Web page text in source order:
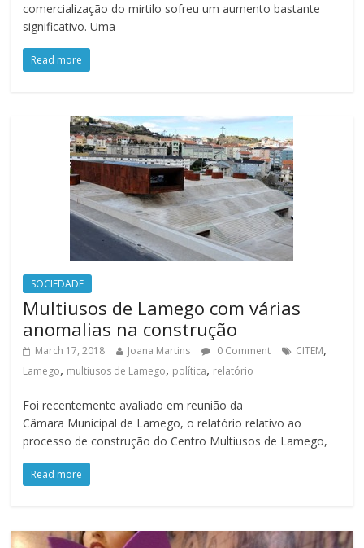
comercialização do mirtilo sofreu um aumento bastante
significativo. Uma
Read more
SOCIEDADE
Multiusos de Lamego com várias
anomalias na construção
March 17, 2018 Joana Martins 0 Comment CITEM,
Lamego, multiusos de Lamego, política, relatório
Foi recentemente avaliado em reunião da
Câmara Municipal de Lamego, o relatório relativo ao
processo de construção do Centro Multiusos de Lamego,
Read more